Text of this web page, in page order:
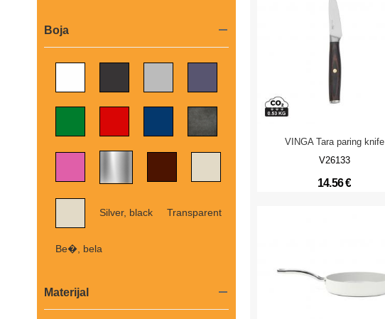
Boja
Silver, black Transparent
Be�, bela
Materijal
VINGA Tara paring knife
V26133
14.56 €